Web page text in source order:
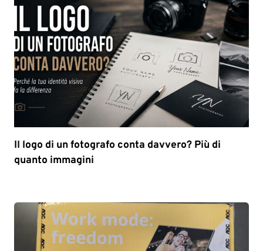
Il logo di un fotografo conta davvero? Più di
quanto immagini